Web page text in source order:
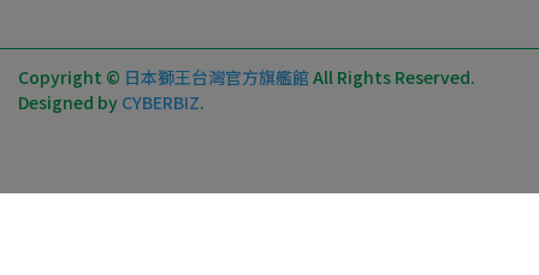
Copyright © 日本獅王台灣官方旗艦館All Rights Reserved.
Designed by CYBERBIZ.